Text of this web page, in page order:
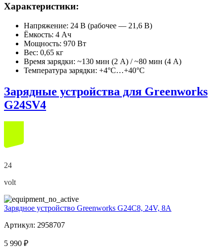
Характеристики:
Напряжение: 24 В (рабочее — 21,6 В)
Ёмкость: 4 Ач
Мощность: 970 Вт
Вес: 0,65 кг
Время зарядки: ~130 мин (2 А) / ~80 мин (4 А)
Температура зарядки: +4°C…+40°C
Зарядные устройства для Greenworks
G24SV4
24
volt
Зарядное устройство Greenworks G24C8, 24V, 8А
Артикул: 2958707
5 990 ₽